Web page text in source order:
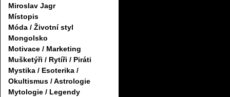
Miroslav Jagr
Místopis
Móda / Životní styl
Mongolsko
Motivace / Marketing
Mušketýři / Rytíři / Piráti
Mystika / Esoterika /
Okultismus / Astrologie
Mytologie / Legendy